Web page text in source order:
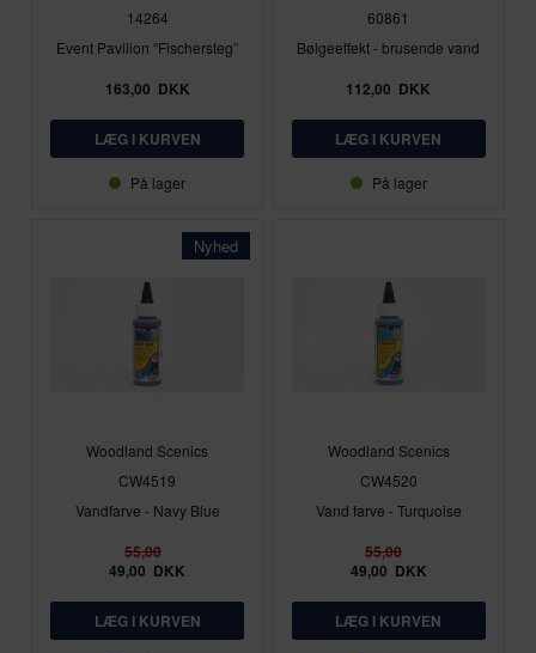
14264
Event Pavilion “Fischersteg”
163,00 DKK
På lager
60861
Bølgeeffekt - brusende vand
112,00 DKK
På lager
Nyhed
Woodland Scenics
CW4519
Vandfarve - Navy Blue
55,00
49,00 DKK
Woodland Scenics
CW4520
Vand farve - Turquoise
55,00
49,00 DKK